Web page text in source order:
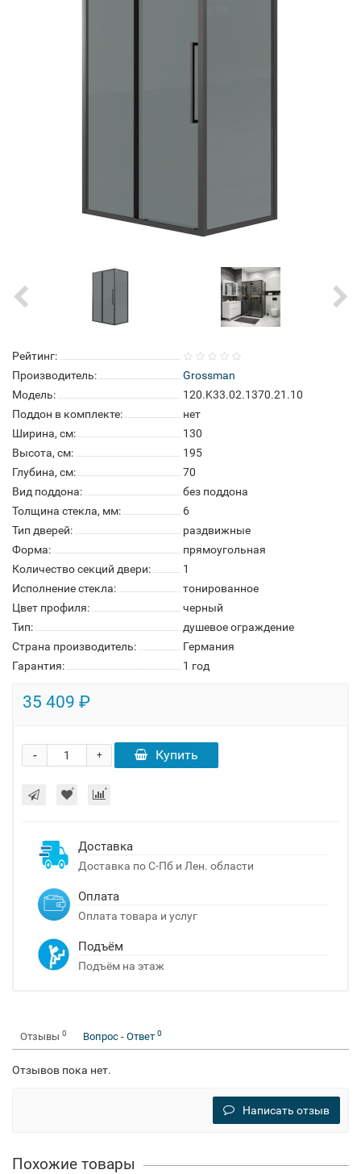
Рейтинг:
Производитель:
Grossman
Модель:
120.K33.02.1370.21.10
Поддон в комплекте:
нет
Ширина, см:
130
Высота, см:
195
Глубина, см:
70
Вид поддона:
без поддона
Толщина стекла, мм:
6
Тип дверей:
раздвижные
Форма:
прямоугольная
Количество секций двери:
1
Исполнение стекла:
тонированное
Цвет профиля:
черный
Тип:
душевое ограждение
Страна производитель:
Германия
Гарантия:
1 год
35 409 ₽
+
- Купить
Доставка
Доставка по С-Пб и Лен. области
Оплата
Оплата товара и услуг
Подъём
Подъём на этаж
Отзывы 0 Вопрос - Ответ 0
Отзывов пока нет.
Написать отзыв
Похожие товары